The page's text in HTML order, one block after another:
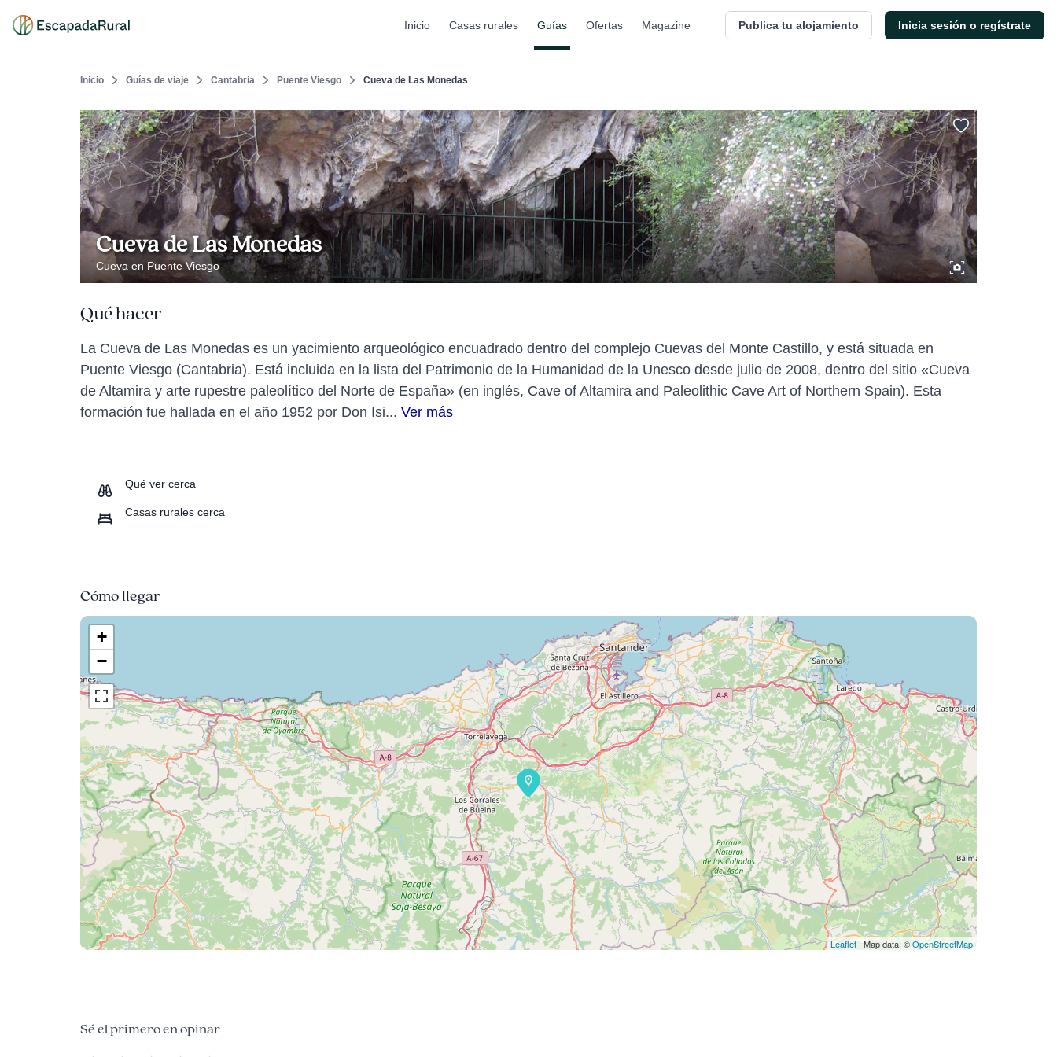
Inicio Casas rurales Guías Ofertas Magazine Publica tu alojamiento Inicia sesión o regístrate
Inicio Guías de viaje Cantabria Puente Viesgo Cueva de Las Monedas
Cueva de Las Monedas
Cueva en Puente Viesgo
Qué hacer
La Cueva de Las Monedas es un yacimiento arqueológico encuadrado dentro del complejo Cuevas del Monte Castillo, y está situada en
Puente Viesgo (Cantabria). Está incluida en la lista del Patrimonio de la Humanidad de la Unesco desde julio de 2008, dentro del sitio «Cueva
de Altamira y arte rupestre paleolítico del Norte de España» (en inglés, Cave of Altamira and Paleolithic Cave Art of Northern Spain). Esta
formación fue hallada en el año 1952 por Don Isi... Ver más
Qué ver cerca
Casas rurales cerca
Cómo llegar
+
−
Leaflet | Map data: ©OpenStreetMap
Sé el primero en opinar